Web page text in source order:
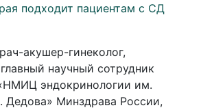
подходит пациентам с СД
акушер-гинеколог,
научный сотрудник
эндокринологии им.
Дедова» Минздрава России,